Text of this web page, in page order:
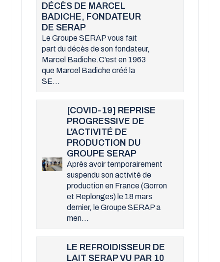
DÉCÈS DE MARCEL
BADICHE, FONDATEUR
DE SERAP
Le Groupe SERAP vous fait
part du décès de son fondateur,
Marcel Badiche.C’est en 1963
que Marcel Badiche créé la
SE...
[COVID-19] REPRISE
PROGRESSIVE DE
L'ACTIVITÉ DE
PRODUCTION DU
GROUPE SERAP
Après avoir temporairement
suspendu son activité de
production en France (Gorron
et Replonges) le 18 mars
dernier, le Groupe SERAP a
men...
LE REFROIDISSEUR DE
LAIT SERAP VU PAR 10